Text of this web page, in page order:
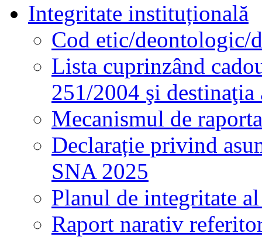
Integritate instituțională
Cod etic/deontologic/
Lista cuprinzând
251/2004 şi destinaţia
Mecanismul de
Declarație privind
SNA 2025
Planul de integritate
Raport narativ